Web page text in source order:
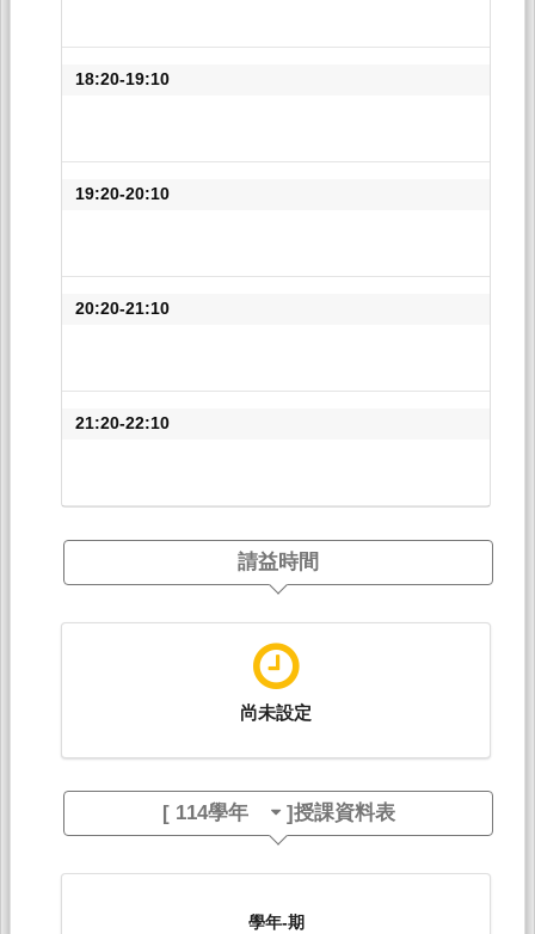
18:20-19:10
19:20-20:10
20:20-21:10
21:20-22:10
請益時間
尚未設定
[ 114學年 ]授課資料表
學年-期